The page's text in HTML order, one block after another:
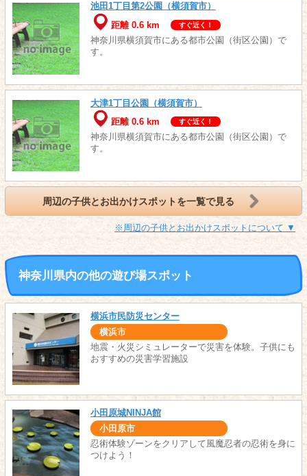
池田1丁目第2公園（横須賀市）
距離 0.6 km
すぐ近く！
神奈川県横須賀市にある都市公園（街区公園）で
す。
大津1丁目公園（横須賀市）
距離 0.6 km
すぐ近く！
神奈川県横須賀市にある都市公園（街区公園）で
す。
周辺の子供とお出かけスポットを一覧で見る
※周辺の子供とお出かけスポットについて ▼
神奈川県内の他の遊び場スポット
横浜市民防災センター
横浜市
地震・火災シミュレーターで災害を体験。子供にも
おすすめの災害学習施設
小田原城NINJA館
小田原市
忍術体験ゾーンをクリアして風魔忍者の忍術を身に
つけよう！